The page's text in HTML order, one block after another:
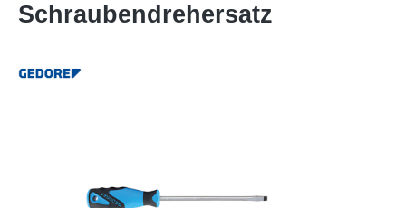
Schraubendrehersatz